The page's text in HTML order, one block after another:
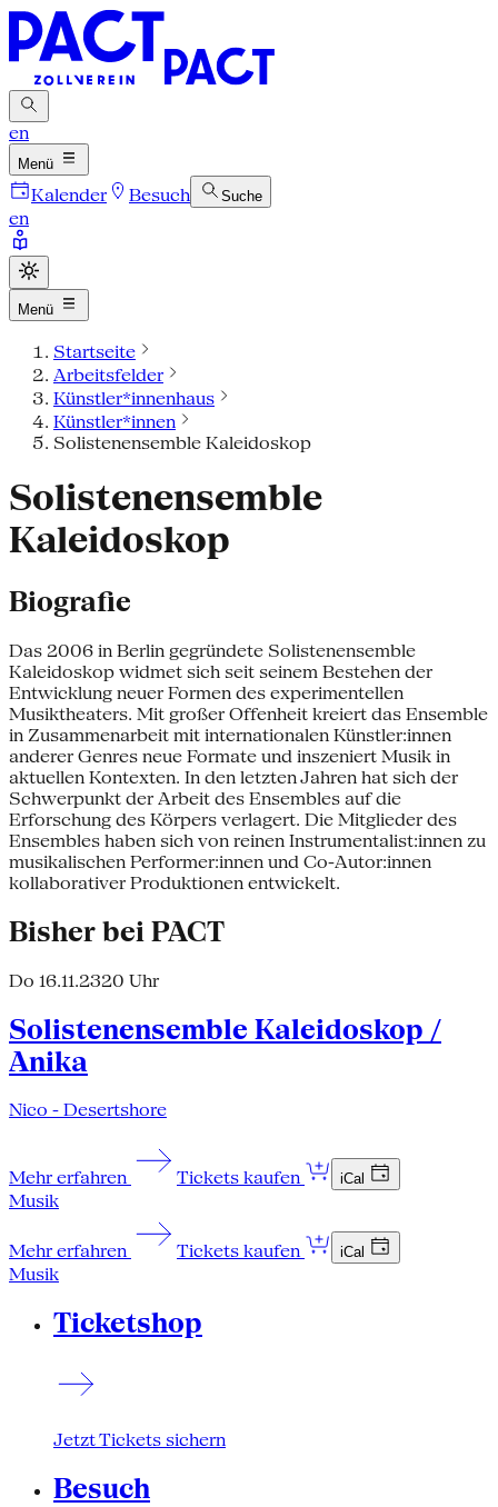
en
Menü
Kalender Besuch Suche
en
Menü
Startseite
Arbeitsfelder
Künstler*innenhaus
Künstler*innen
Solistenensemble Kaleidoskop
Solistenensemble
Kaleidoskop
Biografie
Das 2006 in Berlin gegründete Solistenensemble
Kaleidoskop widmet sich seit seinem Bestehen der
Entwicklung neuer Formen des experimentellen
Musiktheaters. Mit großer Offenheit kreiert das Ensemble
in Zusammenarbeit mit internationalen Künstler:innen
anderer Genres neue Formate und inszeniert Musik in
aktuellen Kontexten. In den letzten Jahren hat sich der
Schwerpunkt der Arbeit des Ensembles auf die
Erforschung des Körpers verlagert. Die Mitglieder des
Ensembles haben sich von reinen Instrumentalist:innen zu
musikalischen Performer:innen und Co-Autor:innen
kollaborativer Produktionen entwickelt.
Bisher bei PACT
Do 16.11.2320 Uhr
Solistenensemble Kaleidoskop /
Anika
Nico - Desertshore
Mehr erfahren Tickets kaufen iCal
Musik
Mehr erfahren Tickets kaufen iCal
Musik
Ticketshop
Jetzt Tickets sichern
Besuch